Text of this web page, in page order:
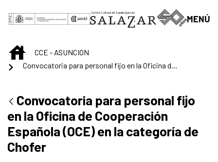
MENÚ
INICIOCCE - ASUNCION
Convocatoria para personal fijo
en la Oficina de Cooperación
Española (OCE) en la categoría de
Chofer